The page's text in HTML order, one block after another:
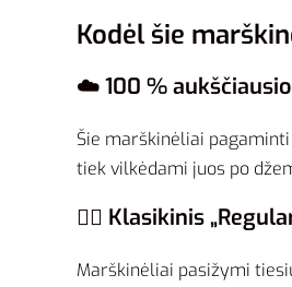
Kodėl šie
☁️ 100 %
Šie marškinėliai
tiek vilkėdami juos po
🏃‍♂️ Klasikinis
Marškinėliai pasižymi